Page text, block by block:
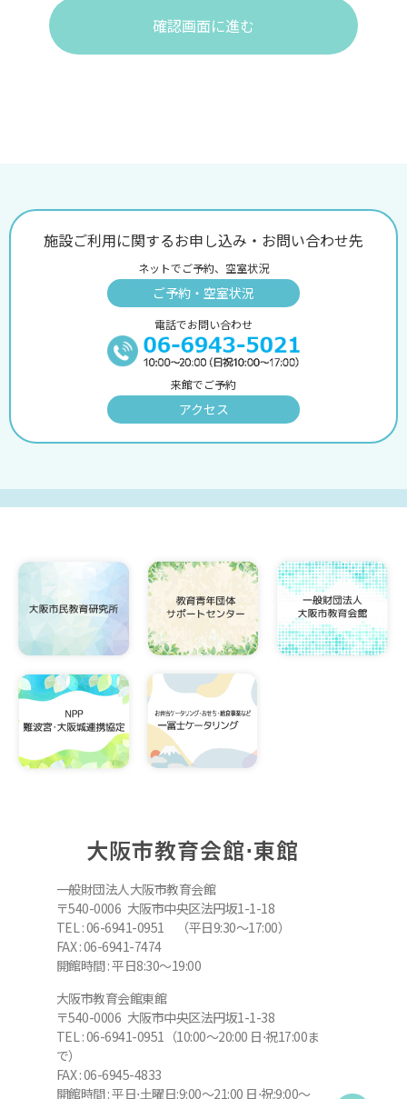
確認画面に進む
施設ご利用に関するお申し込み・お問い合わせ先
ネットでご予約、空室状況
ご予約・空室状況
電話でお問い合わせ
来館でご予約
アクセス
大阪市教育会館⋅東館
一般財団法人大阪市教育会館
〒540-0006 大阪市中央区法円坂1-1-18
TEL : 06-6941-0951 （平日9:30～17:00）
FAX : 06-6941-7474
開館時間 : 平日8:30～19:00
大阪市教育会館東館
〒540-0006 大阪市中央区法円坂1-1-38
TEL : 06-6941-0951（10:00～20:00 日⋅祝17:00ま
で）
FAX : 06-6945-4833
開館時間 : 平日⋅土曜日:9:00～21:00 日⋅祝:9:00～